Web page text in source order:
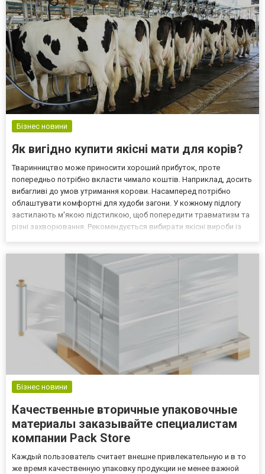
Бізнес новини
Як вигідно купити якісні мати для корів?
Тваринництво може приносити хороший прибуток, проте
попередньо потрібно вкласти чимало коштів. Наприклад, досить
вибагливі до умов утримання корови. Насамперед потрібно
облаштувати комфортні для худоби загони. У кожному підлогу
застилають м'якою підстилкою, щоб попередити травматизм та
різні захворювання. Рекомендується вибирати якісні вироби із
Бізнес новини
Качественные вторичные упаковочные
материалы заказывайте специалистам
компании Pack Store
Каждый пользователь считает внешне привлекательную и в то
же время качественную упаковку продукции не менее важной